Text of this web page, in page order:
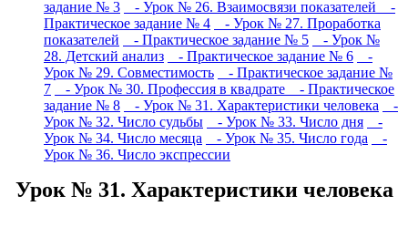
задание № 3
- Урок № 26. Взаимосвязи показателей
-
Практическое задание № 4
- Урок № 27. Проработка
показателей
- Практическое задание № 5
- Урок №
28. Детский анализ
- Практическое задание № 6
-
Урок № 29. Совместимость
- Практическое задание №
7
- Урок № 30. Профессия в квадрате
- Практическое
задание № 8
- Урок № 31. Характеристики человека
-
Урок № 32. Число судьбы
- Урок № 33. Число дня
-
Урок № 34. Число месяца
- Урок № 35. Число года
-
Урок № 36. Число экспрессии
Урок № 31. Характеристики человека